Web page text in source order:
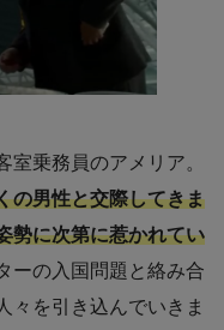
室乗務員のアメリア。
の男性と交際してきま
勢に次第に惹かれてい
ーの入国問題と絡み合
々を引き込んでいきま